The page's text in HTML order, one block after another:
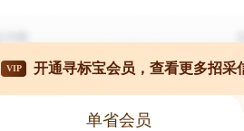
VIP 开通寻标宝会员，查看更多招采
单省会员